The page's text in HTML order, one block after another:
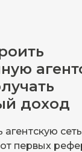
доход
агентскую
первых